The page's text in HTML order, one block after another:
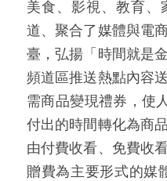
美食、影視、教育、
道、聚合了媒體與電
臺，弘揚「時間就是
頻道區推送熱點內容
需商品變現禮券，使
付出的時間轉化為商
由付費收看、免費收
贈費為主要形式的媒